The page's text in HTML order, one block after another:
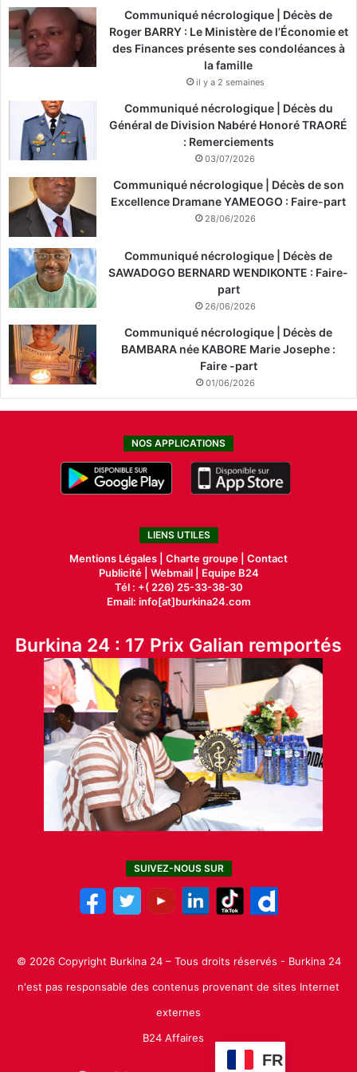
Communiqué nécrologique | Décès de
Roger BARRY : Le Ministère de l’Économie et
des Finances présente ses condoléances à
la famille
il y a 2 semaines
Communiqué nécrologique | Décès du
Général de Division Nabéré Honoré TRAORÉ
: Remerciements
03/07/2026
Communiqué nécrologique | Décès de son
Excellence Dramane YAMEOGO : Faire-part
28/06/2026
Communiqué nécrologique | Décès de
SAWADOGO BERNARD WENDIKONTE : Faire-
part
26/06/2026
Communiqué nécrologique | Décès de
BAMBARA née KABORE Marie Josephe :
Faire -part
01/06/2026
NOS APPLICATIONS
LIENS UTILES
Mentions Légales | Charte groupe | Contact
Publicité| Webmail |
Equipe B24
Tél : +( 226) 25-33-38-30
Email: info[at]burkina24.com
Burkina 24 : 17 Prix Galian remportés
SUIVEZ-NOUS SUR
© 2026 Copyright Burkina 24 – Tous droits réservés - Burkina 24
n'est pas responsable des contenus provenant de sites Internet
externes
B24 Affaires
FR